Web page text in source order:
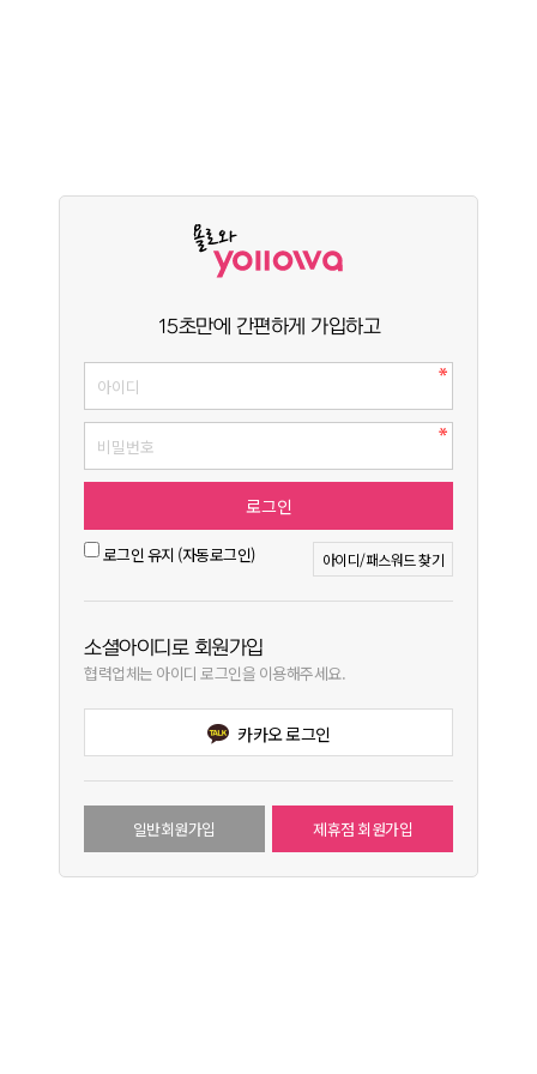
15초만에 간편하게 가입하고
로그인 유지 (자동로그인) 아이디/패스워드 찾기
소셜아이디로 회원가입
협력업체는 아이디 로그인을 이용해주세요.
카카오 로그인
일반회원가입 제휴점 회원가입